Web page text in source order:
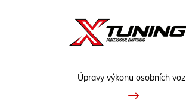
Úpravy výkonu osobních